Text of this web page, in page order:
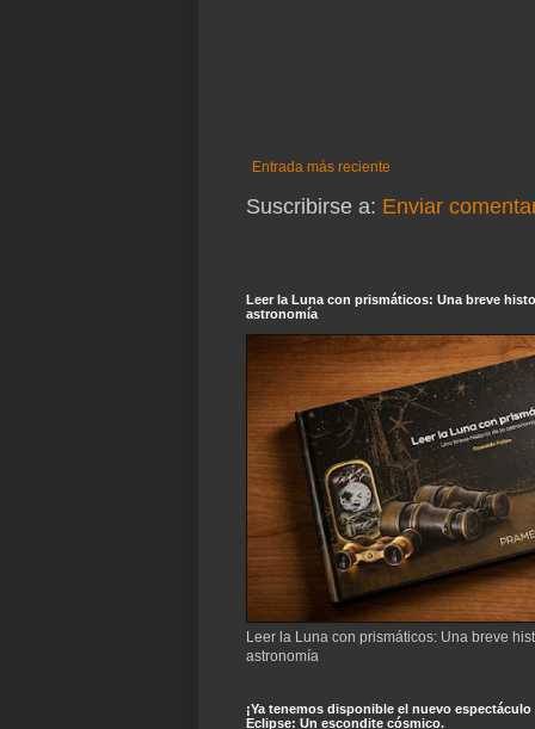
Entrada más reciente
Suscribirse a: Enviar
Leer la Luna con prismáticos: Una breve
astronomía
Leer la Luna con prismáticos: Una breve
astronomía
¡Ya tenemos disponible el nuevo
Eclipse: Un escondite cósmico.